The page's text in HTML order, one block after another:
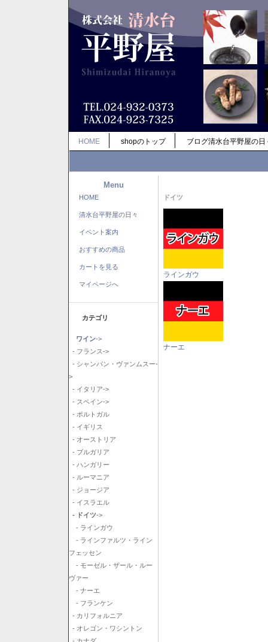
HOME shopのトップ ブログ清水台平野屋の日
Menu
HOME
清水台平野屋の日々
イベント案内
おすすめの商品
カートを見る
マイページへ
カテゴリ
ワイン->
- フランス->
- シャンパン・ヴァンムスー-
>
- イタリア->
- スペイン->
- ポルトガル
- イギリス
- オーストリア
- ブルガリア
- ハンガリー
- ルーマニア
- ジョージア
- イスラエル
- ドイツ->
- ラインガウ
- ラインファルツ・ライン
フェッセン
- モーゼル・ザール・ルー
ヴァー
- ナーエ
- フランケン
- カリフォルニア
- オレゴン・ワシントン
ドイツ
ラインガウ
ナーエ